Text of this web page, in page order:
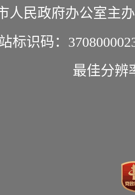
人民政府办公室主
标识码：
最佳分辨